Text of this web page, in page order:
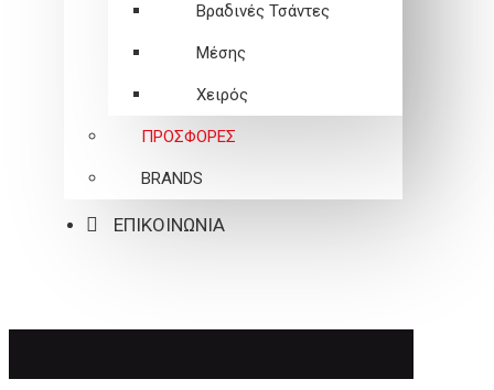
Βραδινές Τσάντες
Μέσης
Χειρός
ΠΡΟΣΦΟΡΕΣ
BRANDS
ΕΠΙΚΟΙΝΩΝΙΑ